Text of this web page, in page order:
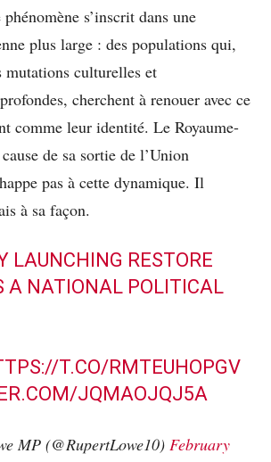
s’inscrit dans une
plus large : des populations qui,
mutations culturelles et
cherchent à renouer avec ce
comme leur identité. Le Royaume-
de sa sortie de l’Union
pas à cette dynamique. Il
à sa façon.
LAUNCHING RESTORE
A NATIONAL POLITICAL
T.CO/RMTEUHOPGV
JQMAOJQJ5A
MP (@RupertLowe10) February